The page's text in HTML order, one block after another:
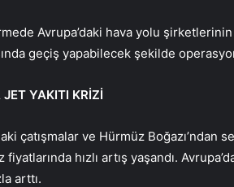
Avrupa’daki hava yolu
geçiş yapabilecek şekilde
JET YAKITI KRİZİ
çatışmalar ve Hürmüz Boğazı’ndan
hızlı artış yaşandı.
arttı.